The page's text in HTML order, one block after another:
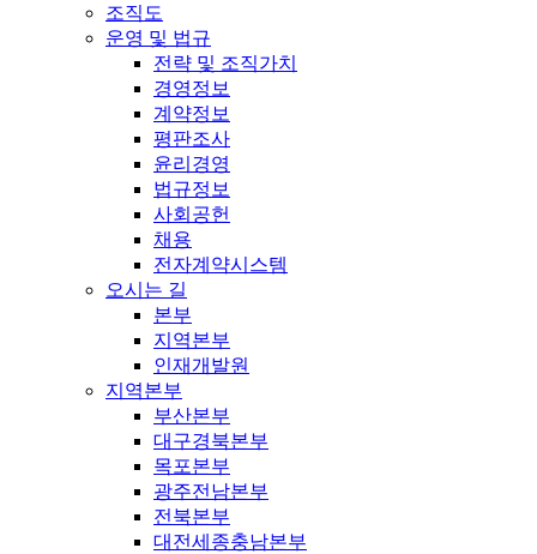
조직도
운영 및 법규
전략 및 조직가치
경영정보
계약정보
평판조사
윤리경영
법규정보
사회공헌
채용
전자계약시스템
오시는 길
본부
지역본부
인재개발원
지역본부
부산본부
대구경북본부
목포본부
광주전남본부
전북본부
대전세종충남본부